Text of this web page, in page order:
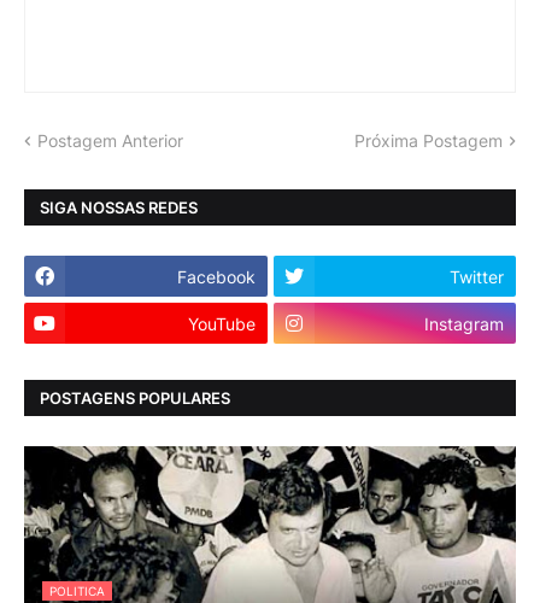
Postagem Anterior Próxima Postagem
SIGA NOSSAS REDES
Facebook Twitter
YouTube Instagram
POSTAGENS POPULARES
POLITICA